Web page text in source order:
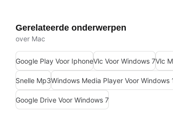
Gerelateerde onderwerpen
over Mac
Google Play Voor IphoneVlc Voor Windows 7Vlc
Snelle Mp3Windows Media Player Voor Windows
Google Drive Voor Windows 7